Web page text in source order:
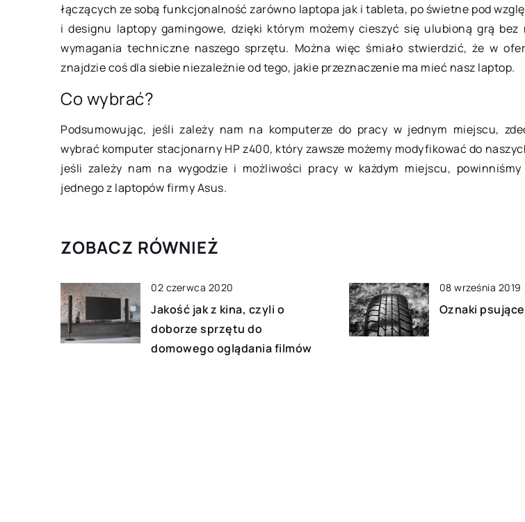
łączących ze sobą funkcjonalność zarówno laptopa jak i tableta, po świetne pod
i designu laptopy gamingowe, dzięki którym możemy cieszyć się ulubioną grą
wymagania techniczne naszego sprzętu. Można więc śmiało stwierdzić, że w
znajdzie coś dla siebie niezależnie od tego, jakie przeznaczenie ma mieć nasz laptop.
Co wybrać?
Podsumowując, jeśli zależy nam na komputerze do pracy w jednym miejscu,
wybrać komputer stacjonarny HP z400, który zawsze możemy modyfikować do
jeśli zależy nam na wygodzie i możliwości pracy w każdym miejscu,
jednego z laptopów firmy Asus.
ZOBACZ RÓWNIEŻ
02 czerwca 2020
Jakość jak z kina, czyli o
doborze sprzętu do
domowego oglądania filmów
08 września 2019
Oznaki
Depilacja laserowa to obecnie jeden
z najbardziej popularnych zabiegów
medycyny estetycznej. Polecany jest
przede wszystkim w sytuacji, gdy
Każde
zaprojektować
oczekiwaniami i
zadanie